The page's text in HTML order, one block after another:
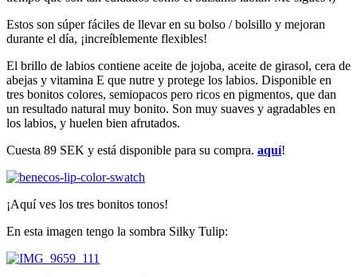
Estos son súper fáciles de llevar en su bolso / bolsillo y mejoran
durante el día, ¡increíblemente flexibles!
El brillo de labios contiene aceite de jojoba, aceite de girasol, cera de
abejas y vitamina E que nutre y protege los labios. Disponible en
tres bonitos colores, semiopacos pero ricos en pigmentos, que dan
un resultado natural muy bonito. Son muy suaves y agradables en
los labios, y huelen bien afrutados.
Cuesta 89 SEK y está disponible para su compra. aquí!
¡Aquí ves los tres bonitos tonos!
En esta imagen tengo la sombra Silky Tulip: